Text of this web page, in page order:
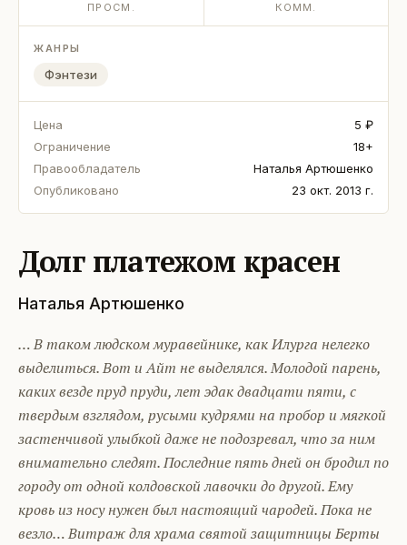
ПРОСМ. КОММ.
ЖАНРЫ
Фэнтези
Цена
5 ₽
Ограничение
18+
Правообладатель
Наталья Артюшенко
Опубликовано
23 окт. 2013 г.
Долг платежом красен
Наталья Артюшенко
… В таком людском муравейнике, как Илурга нелегко
выделиться. Вот и Айт не выделялся. Молодой парень,
каких везде пруд пруди, лет эдак двадцати пяти, с
твердым взглядом, русыми кудрями на пробор и мягкой
застенчивой улыбкой даже не подозревал, что за ним
внимательно следят. Последние пять дней он бродил по
городу от одной колдовской лавочки до другой. Ему
кровь из носу нужен был настоящий чародей. Пока не
везло… Витраж для храма святой защитницы Берты